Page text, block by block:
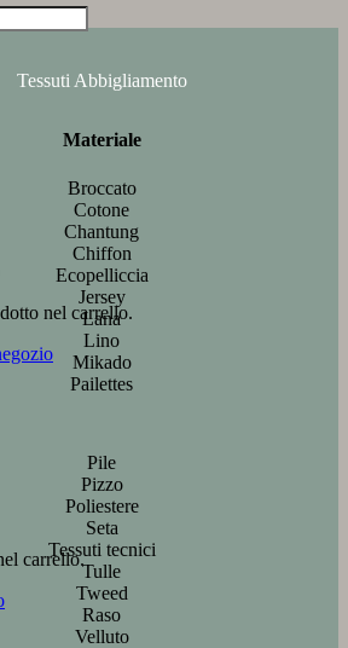
nel carrello.
carrello.
Tessuti Abbigliamento
Materiale
Broccato
Cotone
Chantung
Chiffon
Ecopelliccia
Jersey
Lana
Lino
Mikado
Pailettes
Pile
Pizzo
Poliestere
Seta
Tessuti tecnici
Tulle
Tweed
Raso
Velluto